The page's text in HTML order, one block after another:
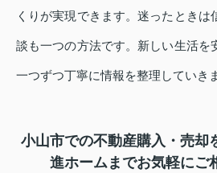
くりが実現できます。迷ったときは
談も一つの方法です。新しい生活を
一つずつ丁寧に情報を整理していき
小山市での不動産購入・売却
進ホームまでお気軽にご